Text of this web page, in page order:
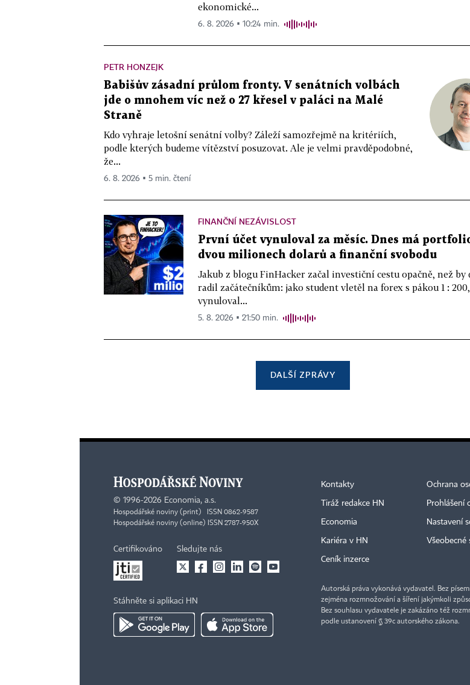
ekonomické...
6. 8. 2026 ▪ 10:24 min.
PETR HONZEJK
Babišův zásadní průlom fronty. V senátních volbách
jde o mnohem víc než o 27 křesel v paláci na Malé
Straně
Kdo vyhraje letošní senátní volby? Záleží samozřejmě na kritériích,
podle kterých budeme vítězství posuzovat. Ale je velmi pravděpodobné,
že...
6. 8. 2026 ▪ 5 min. čtení
FINANČNÍ NEZÁVISLOST
První účet vynuloval za měsíc. Dnes má
dvou milionech dolarů a finanční svobodu
Jakub z blogu FinHacker začal investiční cestu opačně, než by
radil začátečníkům: jako student vletěl na forex s pákou 1 : 200,
vynuloval...
5. 8. 2026 ▪ 21:50 min.
DALŠÍ ZPRÁVY
© 1996-2026 Economia, a.s.
Hospodářské noviny (print) ISSN 0862-9587
Hospodářské noviny (online) ISSN 2787-950X
Certifikováno Sledujte nás
Stáhněte si aplikaci HN
Kontakty
Tiráž redakce HN
Economia
Kariéra v HN
Ceník inzerce
Ochrana
Prohlášení
Nastavení
Autorská práva vykonává vydavatel. Bez
zejména rozmnožování a šíření jakýmkoli
Bez souhlasu vydavatele je zakázáno též
podle ustanovení § 39c autorského zákona.